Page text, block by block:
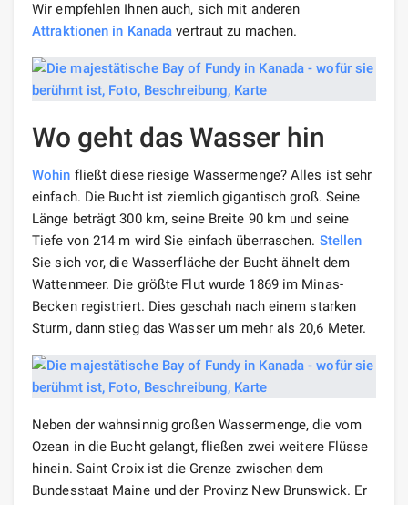
Wir empfehlen Ihnen auch, sich mit anderen
Attraktionen in Kanada vertraut zu machen.
Wo geht das Wasser hin
Wohin fließt diese riesige Wassermenge? Alles ist sehr
einfach. Die Bucht ist ziemlich gigantisch groß. Seine
Länge beträgt 300 km, seine Breite 90 km und seine
Tiefe von 214 m wird Sie einfach überraschen. Stellen
Sie sich vor, die Wasserfläche der Bucht ähnelt dem
Wattenmeer. Die größte Flut wurde 1869 im Minas-
Becken registriert. Dies geschah nach einem starken
Sturm, dann stieg das Wasser um mehr als 20,6 Meter.
Neben der wahnsinnig großen Wassermenge, die vom
Ozean in die Bucht gelangt, fließen zwei weitere Flüsse
hinein. Saint Croix ist die Grenze zwischen dem
Bundesstaat Maine und der Provinz New Brunswick. Er